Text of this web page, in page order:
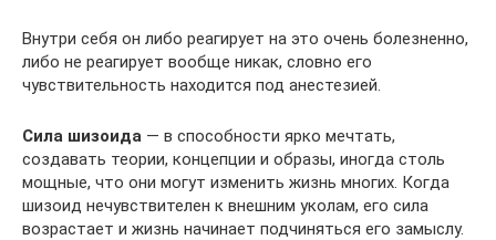
Внутри себя он либо реагирует на это очень болезненно,
либо не реагирует вообще никак, словно его
чувствительность находится под анестезией.
Сила шизоида — в способности ярко мечтать,
создавать теории, концепции и образы, иногда столь
мощные, что они могут изменить жизнь многих. Когда
шизоид нечувствителен к внешним уколам, его сила
возрастает и жизнь начинает подчиняться его замыслу.